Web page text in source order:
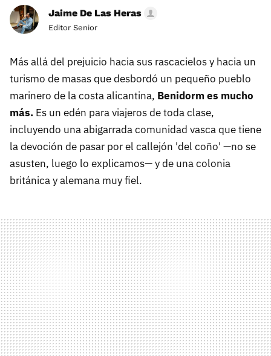
Jaime De Las Heras
Editor Senior
Más allá del prejuicio hacia sus rascacielos y hacia un
turismo de masas que desbordó un pequeño pueblo
marinero de la costa alicantina, Benidorm es mucho
más. Es un edén para viajeros de toda clase,
incluyendo una abigarrada comunidad vasca que tiene
la devoción de pasar por el callejón 'del coño' —no se
asusten, luego lo explicamos— y de una colonia
británica y alemana muy fiel.